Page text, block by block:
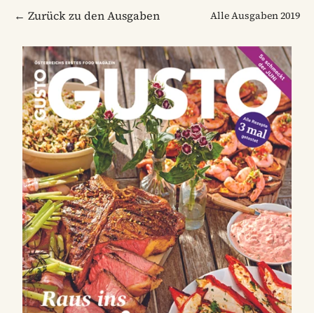
← Zurück zu den Ausgaben Alle Ausgaben2019